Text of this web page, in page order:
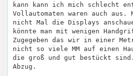
kann kann ich mich schlecht
Vollautomaten waren auch aus.
nicht Mal die Displays
könnte man mit wenigen
Zugegeben das wir in einer
nicht so viele MM auf einen
die groß und gut bestückt
Abzug.